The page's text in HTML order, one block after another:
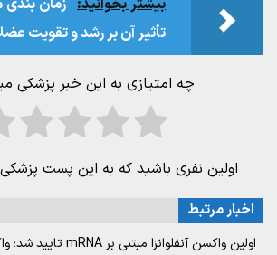
بیشتر بخوانید: زمان
تأثیر آن بر رشد و تقویت
چه امتیازی به این خبر پزشکی
اولین نفری باشید که به این پست
اخبار مرتبط
اولین واکسن آنفلوانزا مبتنی بر mRNA تایید شد؛ واکسن…